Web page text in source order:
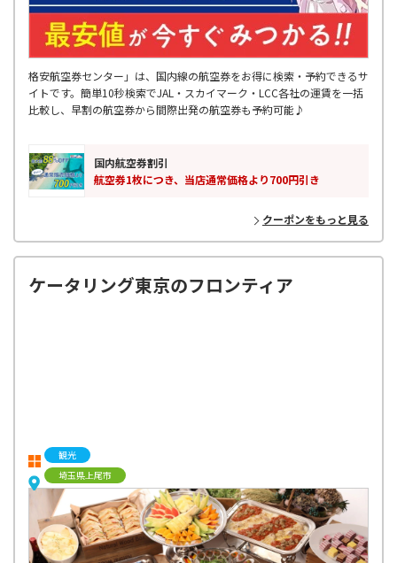
格安航空券センター」は、国内線の航空券をお得に検索・予約できるサ
イトです。簡単10秒検索でJAL・スカイマーク・LCC各社の運賃を一括
比較し、早割の航空券から間際出発の航空券も予約可能♪
国内航空券割引
航空券1枚につき、当店通常価格より700円引き
クーポンをもっと見る
ケータリング東京のフロンティア
観光
埼玉県上尾市